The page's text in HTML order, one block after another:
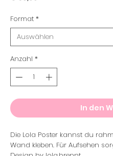
Format *
Anzahl *
In den
Die Lola Poster kannst du
Wand kleben. Für Aufsehen